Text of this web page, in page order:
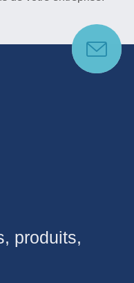
produits,